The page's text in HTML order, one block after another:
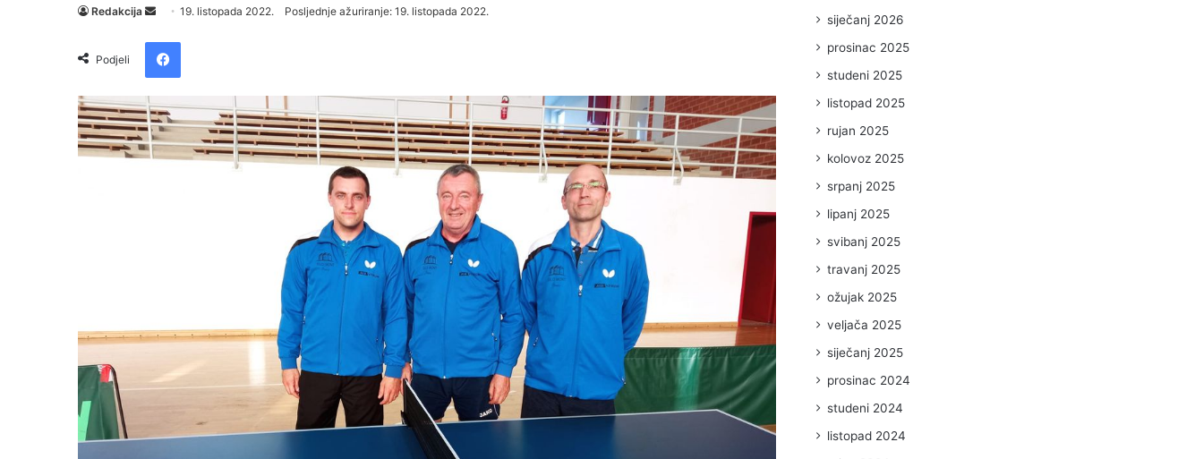
Redakcija
Send
email
19. listopada 2022. Posljednje ažuriranje: 19. listopada 2022.
Podjeli
Facebook
siječanj 2026
prosinac 2025
studeni 2025
listopad 2025
rujan 2025
kolovoz 2025
srpanj 2025
lipanj 2025
svibanj 2025
travanj 2025
ožujak 2025
veljača 2025
siječanj 2025
prosinac 2024
studeni 2024
listopad 2024